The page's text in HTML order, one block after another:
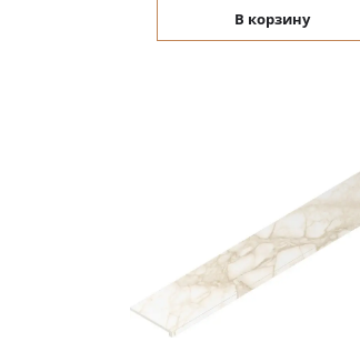
В корзину